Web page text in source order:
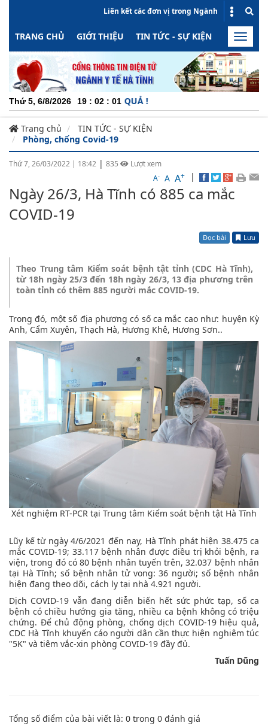
Liên kết các đơn vị trong Ngành
TRANG CHỦ GIỚI THIỆU TIN TỨC - SỰ KIỆN HOẠT
Toggle
Thứ 5, 6/8/2026 19 : 02 : 01
- MINH BẠCH - HIỆU QUẢ !
Trang chủ
TIN TỨC - SỰ KIỆN
Phòng, chống Covid-19
Thứ 7, 26/03/2022 | 18:42 | 835
Lượt xem
A- A A+ |
Ngày 26/3, Hà Tĩnh có 885 ca mắc
COVID-19
Đọc bài Lưu
Theo Trung tâm Kiểm soát bệnh tật tỉnh (CDC Hà Tĩnh),
từ 18h ngày 25/3 đến 18h ngày 26/3, 13 địa phương trên
toàn tỉnh có thêm 885 người mắc COVID-19.
Trong đó, một số địa phương có số ca mắc cao như: huyện Kỳ
Anh, Cẩm Xuyên, Thạch Hà, Hương Khê, Hương Sơn..
Xét nghiệm RT-PCR tại Trung tâm Kiểm soát bệnh tật Hà Tĩnh
Lũy kế từ ngày 4/6/2021 đến nay, Hà Tĩnh phát hiện 38.475 ca
mắc COVID-19; 33.117 bệnh nhân được điều trị khỏi bệnh, ra
viện, trong đó có 80 bệnh nhân tuyến trên, 32.037 bệnh nhân
tại Hà Tĩnh; số bệnh nhân tử vong: 36 người; số bệnh nhân
hiện đang theo dõi, cách ly tại nhà 4.921 người.
Dịch COVID-19 vẫn đang diễn biến hết sức phức tạp, số ca
bệnh có chiều hướng gia tăng, nhiều ca bệnh không có triệu
chứng. Để chủ động phòng, chống dịch COVID-19 hiệu quả,
CDC Hà Tĩnh khuyến cáo người dân cần thực hiện nghiêm túc
"5K" và tiêm vắc-xin phòng COVID-19 đầy đủ.
Tuấn Dũng
Tổng số điểm của bài viết là: 0 trong 0 đánh giá